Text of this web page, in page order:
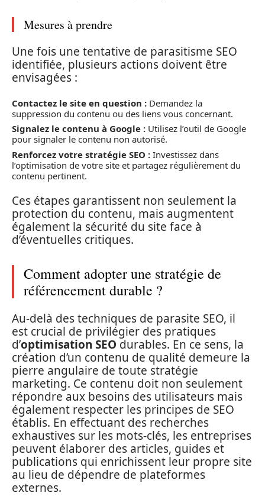
Mesures à prendre
Une fois une tentative de parasitisme SEO
identifiée, plusieurs actions doivent être
envisagées :
Contactez le site en question : Demandez la
suppression du contenu ou des liens vous concernant.
Signalez le contenu à Google : Utilisez l’outil de Google
pour signaler le contenu non autorisé.
Renforcez votre stratégie SEO : Investissez dans
l’optimisation de votre site et partagez régulièrement du
contenu pertinent.
Ces étapes garantissent non seulement la
protection du contenu, mais augmentent
également la sécurité du site face à
d’éventuelles critiques.
Comment adopter une stratégie de
référencement durable ?
Au-delà des techniques de parasite SEO, il
est crucial de privilégier des pratiques
d’optimisation SEO durables. En ce sens, la
création d’un contenu de qualité demeure la
pierre angulaire de toute stratégie
marketing. Ce contenu doit non seulement
répondre aux besoins des utilisateurs mais
également respecter les principes de SEO
établis. En effectuant des recherches
exhaustives sur les mots-clés, les entreprises
peuvent élaborer des articles, guides et
publications qui enrichissent leur propre site
au lieu de dépendre de plateformes
externes.